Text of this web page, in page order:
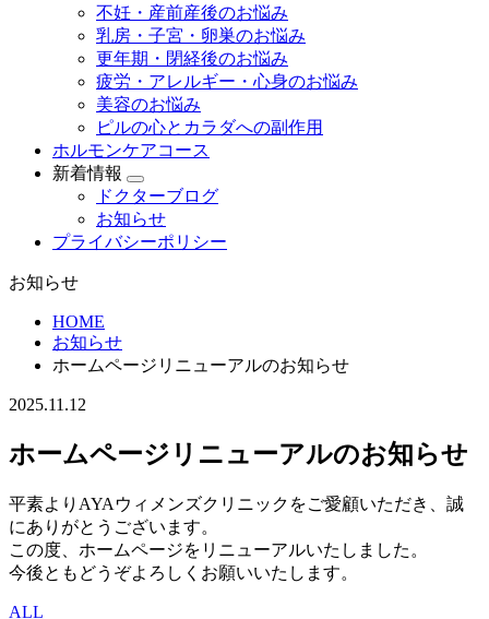
不妊・産前産後のお悩み
乳房・子宮・卵巣のお悩み
更年期・閉経後のお悩み
疲労・アレルギー・心身のお悩み
美容のお悩み
ピルの心とカラダへの副作用
ホルモンケアコース
新着情報
ドクターブログ
お知らせ
プライバシーポリシー
お知らせ
HOME
お知らせ
ホームページリニューアルのお知らせ
2025.11.12
ホームページリニューアルのお知らせ
平素よりAYAウィメンズクリニックをご愛顧いただき、誠
にありがとうございます。
この度、ホームページをリニューアルいたしました。
今後ともどうぞよろしくお願いいたします。
ALL